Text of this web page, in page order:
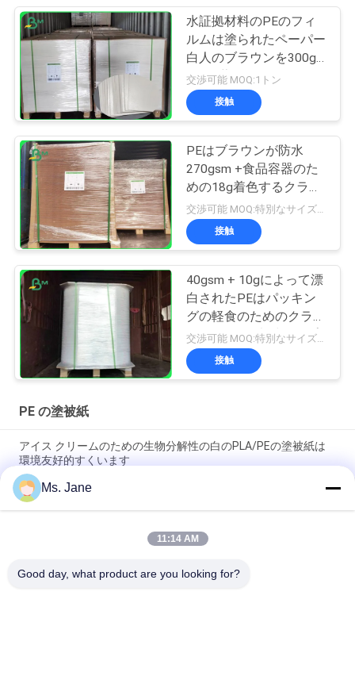
水証拠材料のPEのフィ
ルムは塗られたペーパー
白人のブラウンを300g
+ 15g薄板にした
交渉可能 MOQ:1トン
接触
PEはブラウンが防水
270gsm +食品容器のた
めの18g着色するクラフ
ト板に塗った
接触
40gsm + 10gによって漂
白されたPEはパッキン
グの軽食のためのクラフ
ト紙100%の木材パルプ
に塗った
接触
PE の塗被紙
アイス クリームのための生物分解性の白のPLA/PEの塗被紙は
環境友好的すくいます
広告材料のための150um 200umの耐久財の非Tearable総合的
なペーパー
80gsm 100gsmは防水及びOilproofのPE食糧パッケージのため
Ms. Jane
11:14 AM
Good day, what product are you looking for?